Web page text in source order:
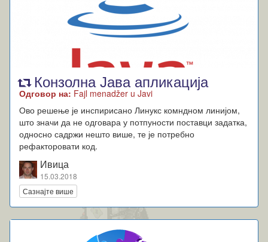
Конзолна Јава апликација
Одговор на: Fajl menadžer u Javi
Ово решење је инспирисано Линукс комндном линијом,
што значи да не одговара у потпуности поставци задатка,
односно садржи нешто више, те је потребно
рефакторовати код.
Ивица
15.03.2018
Сазнајте више